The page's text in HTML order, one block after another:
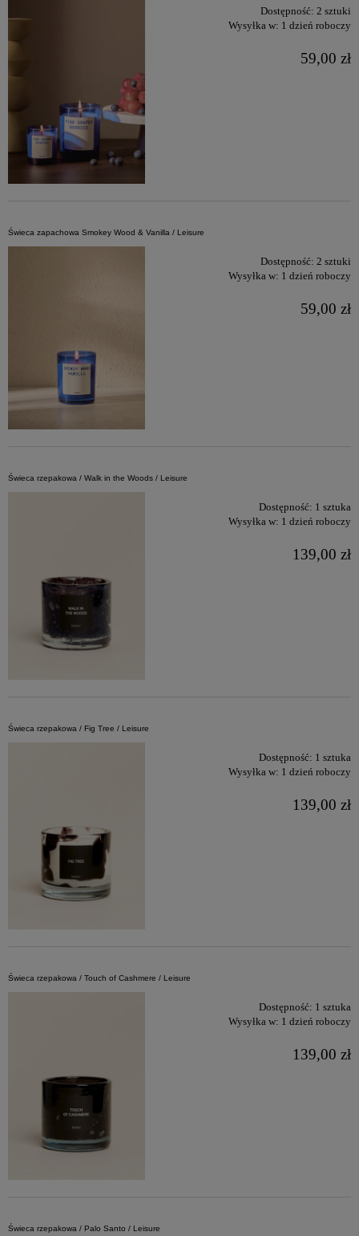
Dostępność: 2 sztuki
Wysyłka w: 1 dzień roboczy
59,00 zł
Świeca zapachowa Smokey Wood & Vanilla / Leisure
Dostępność: 2 sztuki
Wysyłka w: 1 dzień roboczy
59,00 zł
Świeca rzepakowa / Walk in the Woods / Leisure
Dostępność: 1 sztuka
Wysyłka w: 1 dzień roboczy
139,00 zł
Świeca rzepakowa / Fig Tree / Leisure
Dostępność: 1 sztuka
Wysyłka w: 1 dzień roboczy
139,00 zł
Świeca rzepakowa / Touch of Cashmere / Leisure
Dostępność: 1 sztuka
Wysyłka w: 1 dzień roboczy
139,00 zł
Świeca rzepakowa / Palo Santo / Leisure